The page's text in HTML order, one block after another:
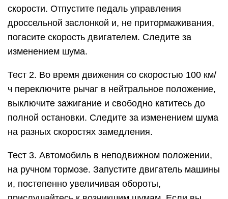
скорости. Отпустите педаль управления
дроссельной заслонкой и, не притормаживания,
погасите скорость двигателем. Следите за
изменением шума.
Тест 2. Во время движения со скоростью 100 км/
ч переключите рычаг в нейтральное положение,
выключите зажигание и свободно катитесь до
полной остановки. Следите за изменением шума
на разных скоростях замедления.
Тест 3. Автомобиль в неподвижном положении,
на ручном тормозе. Запустите двигатель машины
и, постепенно увеличивая обороты,